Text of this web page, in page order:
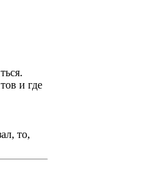
и где
то,